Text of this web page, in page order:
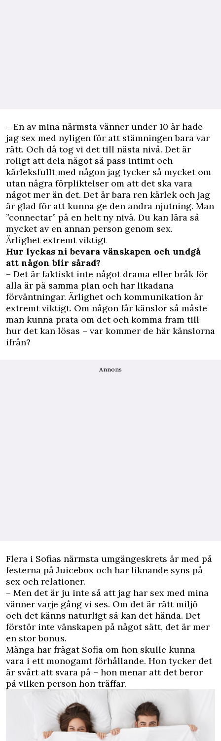
– En av mina närmsta vänner under 10 år hade
jag sex med nyligen för att stämningen bara var
rätt. Och då tog vi det till nästa nivå. Det är
roligt att dela något så pass intimt och
kärleksfullt med någon jag tycker så mycket om
utan några förpliktelser om att det ska vara
något mer än det. Det är bara ren kärlek och jag
är glad för att kunna ge den andra njutning. Man
”connectar” på en helt ny nivå. Du kan lära så
mycket av en annan person genom sex.
Ärlighet extremt viktigt
Hur lyckas ni bevara vänskapen och undgå
att någon blir sårad?
– Det är faktiskt inte något drama eller bråk för
alla är på samma plan och har likadana
förväntningar. Ärlighet och kommunikation är
extremt viktigt. Om någon får känslor så måste
man kunna prata om det och komma fram till
hur det kan lösas – var kommer de här känslorna
ifrån?
Annons
Flera i Sofias närmsta umgängeskrets är med på
festerna på Juicebox och har liknande syns på
sex och relationer.
– Men det är ju inte så att jag har sex med mina
vänner varje gång vi ses. Om det är rätt miljö
och det känns naturligt så kan det hända. Det
förstör inte vänskapen på något sätt, det är mer
en stor bonus.
Många har frågat Sofia om hon skulle kunna
vara i ett monogamt förhållande. Hon tycker det
är svårt att svara på – hon menar att det beror
på vilken person hon träffar.